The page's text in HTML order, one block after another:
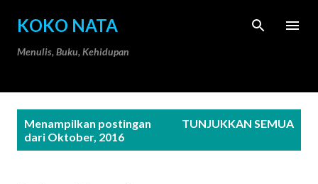
Langsung ke konten utama
KOKO NATA
Menulis, Buku, Kehidupan
Menampilkan postingan
dari Oktober, 2016
TUNJUKKAN SEMUA